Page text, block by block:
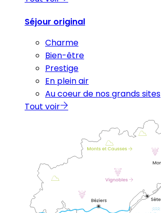
Séjour original
Charme
Bien-être
Prestige
En plein air
Au coeur de nos grands sites
Tout voir